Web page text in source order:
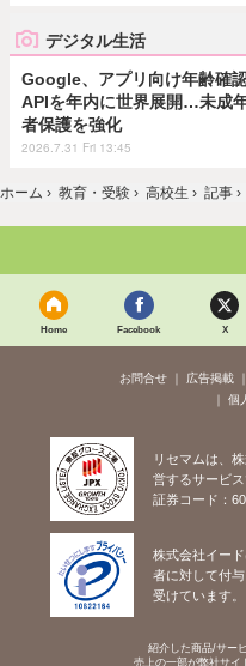
デジタル生活
Google、アプリ向け年齢確
APIを年内に世界展開…未成
者保護を強化
2026.7.31 Fri 13:45
ホーム › 教育・受験 › 高校生 › 記事 ›
Home Facebook X
お問合せ 広告掲載
個
リセマムは、
営するサービス
証券コード：
株式会社イー
者に対して付
受けています。
紹介した商品/サー
売上の一部が弊社サイ